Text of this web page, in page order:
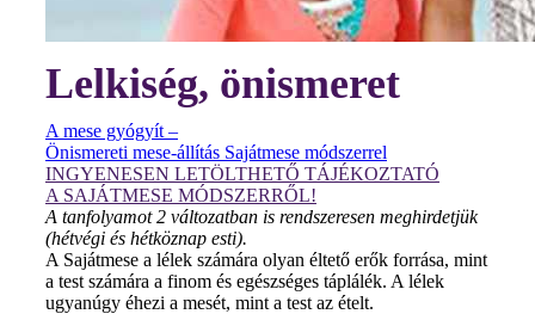
Lelkiség, önismeret
A mese gyógyít –
Önismereti mese-állítás Sajátmese módszerrel
INGYENESEN LETÖLTHETŐ TÁJÉKOZTATÓ
A SAJÁTMESE MÓDSZERRŐL!
A tanfolyamot 2 változatban is rendszeresen meghirdetjük
(hétvégi és hétköznap esti).
A Sajátmese a lélek számára olyan éltető erők forrása, mint
a test számára a finom és egészséges táplálék. A lélek
ugyanúgy éhezi a mesét, mint a test az ételt.